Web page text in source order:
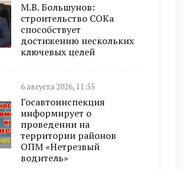
М.В. Большунов:
строительство СОКа
способствует
достижению нескольких
ключевых целей
6 августа 2026, 11:55
Госавтоинспекция
информирует о
проведении на
территории районов
ОПМ «Нетрезвый
водитель»